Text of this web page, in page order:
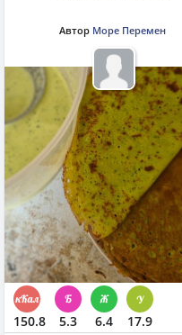
Автор Море Перемен
150.8 5.3 6.4 17.9